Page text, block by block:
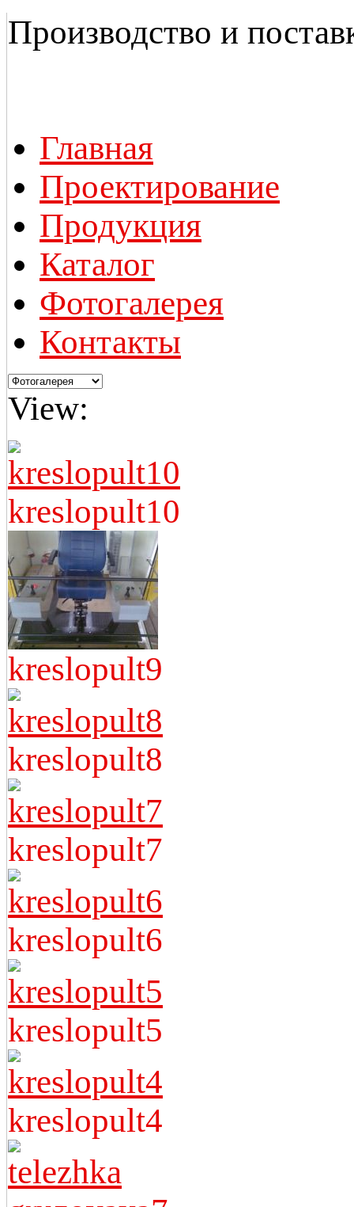
Производство и
Главная
Проектирование
Продукция
Каталог
Фотогалерея
Контакты
View:
kreslopult10
kreslopult9
kreslopult8
kreslopult7
kreslopult6
kreslopult5
kreslopult4